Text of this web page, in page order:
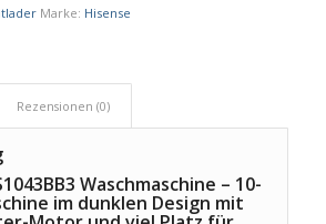
Marke: Hisense
Rezensionen (0)
Waschmaschine – 10-
im dunklen Design mit